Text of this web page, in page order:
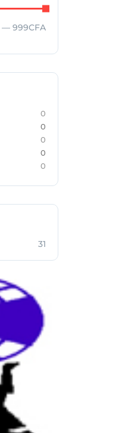
— 999CFA
0
0
0
0
0
31